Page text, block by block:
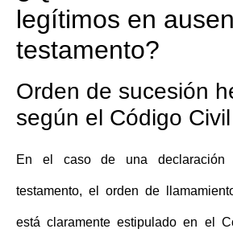
legítimos en
testamento?
Orden de sucesión
según el Código Civil
En el caso de una
testamento, el orden de
está claramente estipulado en el